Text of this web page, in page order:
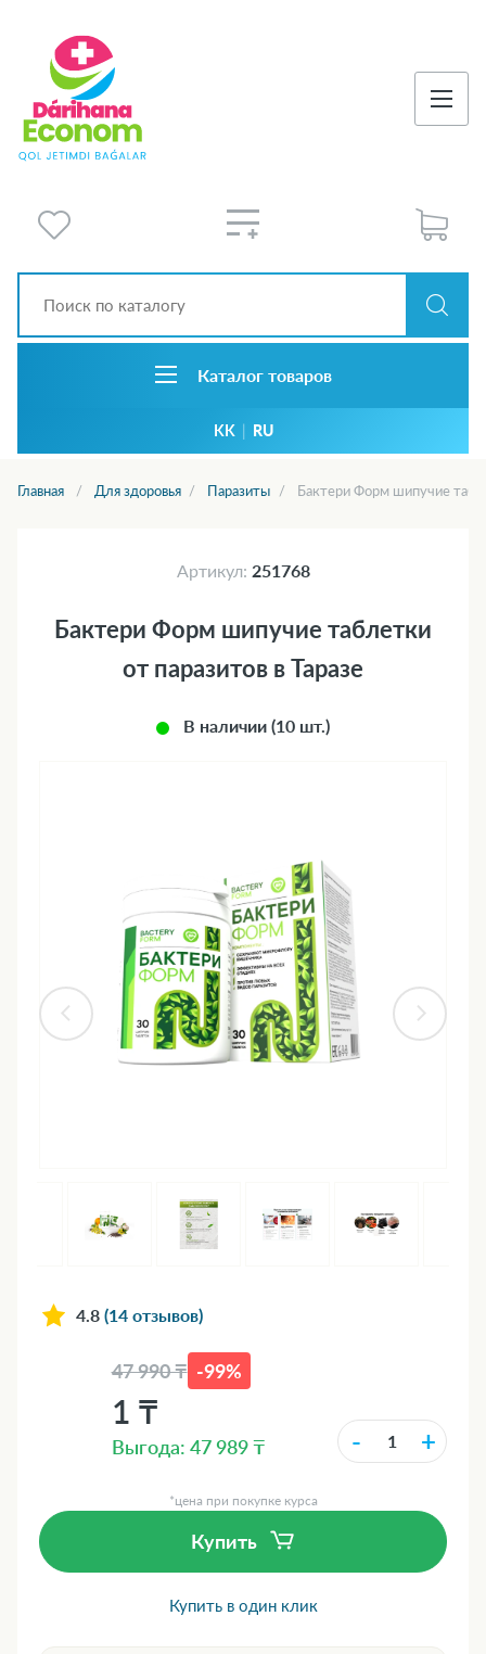
Каталог товаров
KK | RU
Главная Для здоровья Паразиты Бактери Форм шипучие
Артикул: 251768
В наличии (10 шт.)
Бактери Форм шипучие таблетки
от паразитов в Таразе
4.8 (14 отзывов)
47 990 ₸ -99%
1 ₸
Выгода: 47 989 ₸ - +
*цена при покупке курса
Купить
Купить в один клик